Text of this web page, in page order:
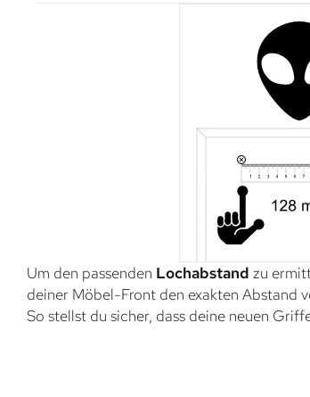
Um den passenden Lochabstand zu
deiner Möbel-Front den exakten Abstand
So stellst du sicher, dass deine neuen